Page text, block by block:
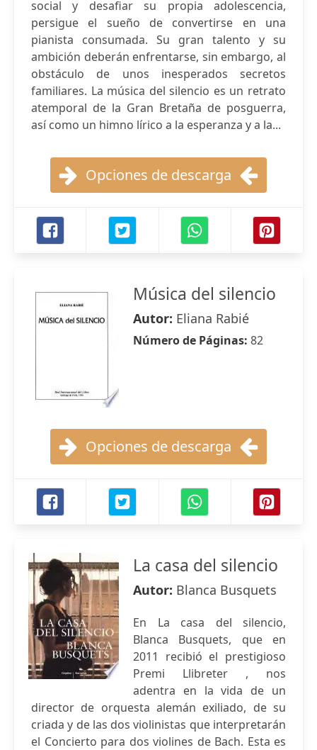
social y desafiar su propia adolescencia,
persigue el sueño de convertirse en una
pianista consumada. Su gran talento y su
ambición deberán enfrentarse, sin embargo, al
obstáculo de unos inesperados secretos
familiares. La música del silencio es un retrato
atemporal de la Gran Bretaña de posguerra,
así como un himno lírico a la esperanza y a la...
Opciones de descarga
Música del silencio
Autor: Eliana Rabié
Número de Páginas: 82
Opciones de descarga
La casa del silencio
Autor: Blanca Busquets
En La casa del silencio,
Blanca Busquets, que en
2011 recibió el prestigioso
Premi Llibreter , nos
adentra en la vida de un
director de orquesta alemán exiliado, de su
criada y de las dos violinistas que interpretarán
el Concierto para dos violines de Bach. Esta es